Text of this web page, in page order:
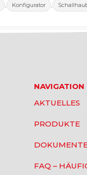
, Konfigurator ,
NAVIGATION
AKTUELLES
PRODUKTE
FAQ –